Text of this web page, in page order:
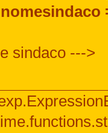
sindaco --->